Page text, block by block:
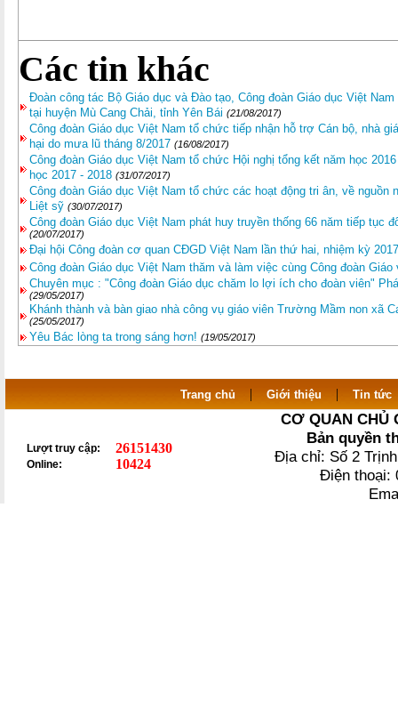
Các tin khác
Đoàn công tác Bộ Giáo dục và Đào tạo, Công đoàn Giáo dục Việt
tại huyện Mù Cang Chải, tỉnh Yên Bái (21/08/2017)
Công đoàn Giáo dục Việt Nam tổ chức tiếp nhận hỗ trợ Cán bộ, nhà
hại do mưa lũ tháng 8/2017 (16/08/2017)
Công đoàn Giáo dục Việt Nam tổ chức Hội nghị tổng kết năm học
học 2017 - 2018 (31/07/2017)
Công đoàn Giáo dục Việt Nam tổ chức các hoạt động tri ân, về nguồn
Liệt sỹ (30/07/2017)
Công đoàn Giáo dục Việt Nam phát huy truyền thống 66 năm tiếp tục
(20/07/2017)
Đại hội Công đoàn cơ quan CĐGD Việt Nam lần thứ hai, nhiệm kỳ
Công đoàn Giáo dục Việt Nam thăm và làm việc cùng Công đoàn Giáo
Chuyên mục : "Công đoàn Giáo dục chăm lo lợi ích cho đoàn viên"
(29/05/2017)
Khánh thành và bàn giao nhà công vụ giáo viên Trường Mầm non xã
(25/05/2017)
Yêu Bác lòng ta trong sáng hơn! (19/05/2017)
Trang chủ | Giới thiệu | Tin tức
Lượt truy cập: 26151430
Online: 10424
CƠ QUAN CHỦ
Bản quyền
Địa chỉ: Số 2
Điện